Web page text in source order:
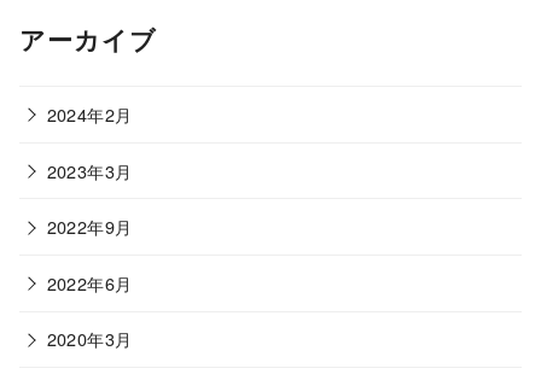
アーカイブ
2024年2月
2023年3月
2022年9月
2022年6月
2020年3月